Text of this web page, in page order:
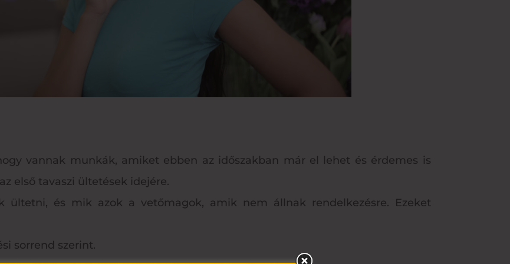
vannak munkák, amiket ebben az időszakban már el lehet és érdemes is
első tavaszi ültetések idejére.
ültetni, és mik azok a vetőmagok, amik nem állnak rendelkezésre. Ezeket
sorrend szerint.